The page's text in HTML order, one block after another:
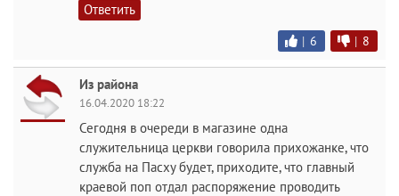
Ответить
| 6 | 8
Из района
16.04.2020 18:22
Сегодня в очереди в магазине одна
служительница церкви говорила прихожанке, что
служба на Пасху будет, приходите, что главный
краевой поп отдал распоряжение проводить